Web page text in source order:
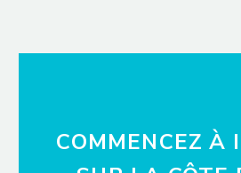
COMMENCEZ À